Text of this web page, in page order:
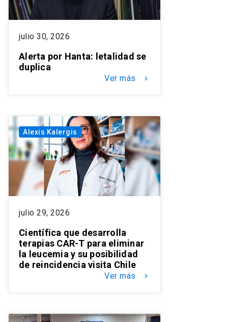
julio 30, 2026
Alerta por Hanta: letalidad se
duplica
Ver más keyboard_arrow_right
Alexis Kalergis
julio 29, 2026
Científica que desarrolla
terapias CAR-T para eliminar
la leucemia y su posibilidad
de reincidencia visita Chile
Ver más keyboard_arrow_right